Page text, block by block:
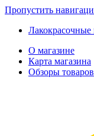
Пропустить
О магазине
Карта магазина
Обзоры товаров